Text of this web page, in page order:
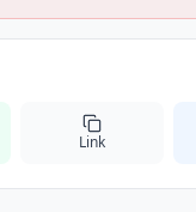
Link